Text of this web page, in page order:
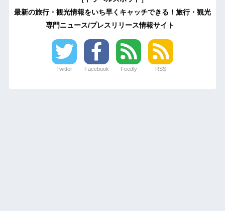
最新の旅行・観光情報をいち早くキャッチできる！旅行・観光
専門ニュース/プレスリリース情報サイト
Twitter Facebook Feedly RSS